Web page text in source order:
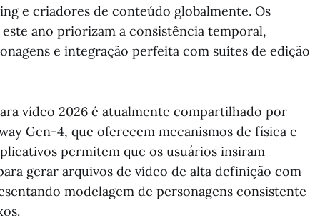
e criadores de conteúdo globalmente. Os
ano priorizam a consistência temporal,
e integração perfeita com suítes de edição
vídeo 2026 é atualmente compartilhado por
Gen-4, que oferecem mecanismos de física e
permitem que os usuários insiram
gerar arquivos de vídeo de alta definição com
modelagem de personagens consistente